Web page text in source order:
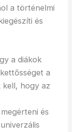
a történelmi
és
a diákok
a
kell, hogy az
és